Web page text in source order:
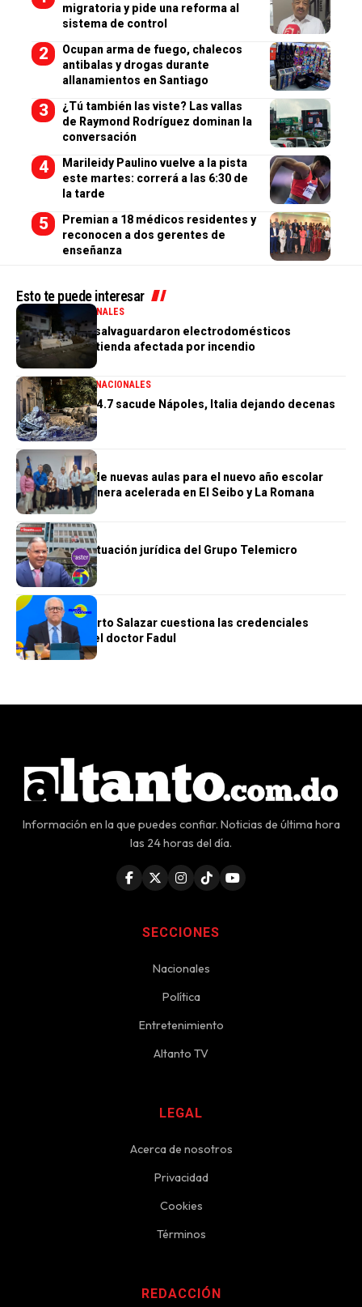
migratoria y pide una reforma al
sistema de control
Ocupan arma de fuego, chalecos
antibalas y drogas durante
allanamientos en Santiago
¿Tú también las viste? Las vallas
de Raymond Rodríguez dominan la
conversación
Marileidy Paulino vuelve a la pista
este martes: correrá a las 6:30 de
la tarde
Premian a 18 médicos residentes y
reconocen a dos gerentes de
enseñanza
Esto te puede interesar
GENERALES NACIONALES
PN aclara que salvaguardaron electrodomésticos
sustraídos de tienda afectada por incendio
GENERALESINTERNACIONALES
Terremoto de 4.7 sacude Nápoles, Italia dejando decenas
de heridos
GENERALES
Construcción de nuevas aulas para el nuevo año escolar
avanzan de manera acelerada en El Seibo y La Romana
GENERALES
Se complica situación jurídica del Grupo Telemicro
GENERALES
Doctor Humberto Salazar cuestiona las credenciales
académicas del doctor Fadul
Información en la que puedes confiar. Noticias de última hora
las 24 horas del día.
SECCIONES
Nacionales
Política
Entretenimiento
Altanto TV
LEGAL
Acerca de nosotros
Privacidad
Cookies
Términos
REDACCIÓN